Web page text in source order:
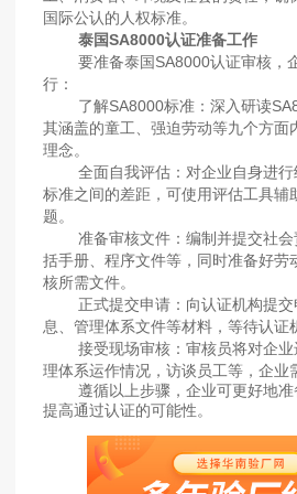
国际公认的人权标准。
泰国SA8000认证准备工作
要准备泰国SA8000认证审核，
行：
了解SA8000标准‌：深入研读
其涵盖的童工、强迫劳动等九个方面
理念。‌
全面自我评估‌：对企业自身进行
标准之间的差距，可使用评估工具辅
题。‌
准备审核文件‌：编制并提交社会
括手册、程序文件等，同时准备好劳
核所需文件。‌
正式提交申请‌：向认证机构提交
息、管理体系文件等材料，等待认证
接受现场审核‌：审核员将对企业
理体系运作情况，访谈员工等，企业
遵循以上步骤，企业可更好地准
提高通过认证的可能性。‌